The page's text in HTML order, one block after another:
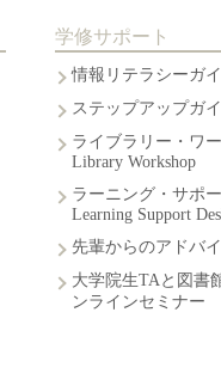
学修サポート
情報リテラシーガ
ステップアップガ
ライブラリー・ワ
Library Workshop
ラーニング・サポ
Learning Support
先輩からのアドバ
大学院生TAと図書
ンラインセミナー